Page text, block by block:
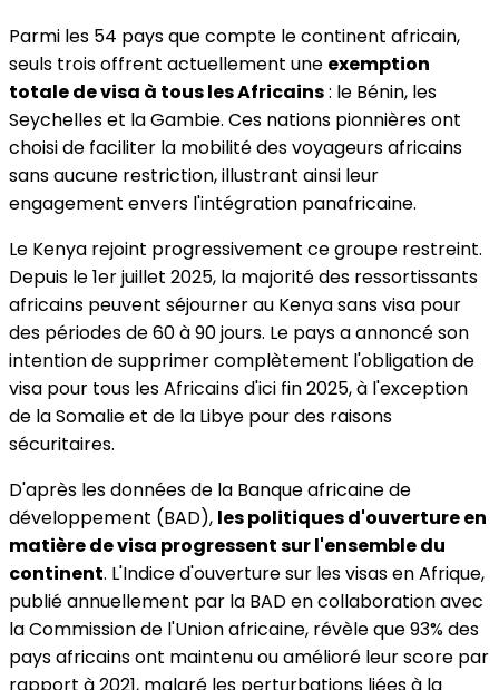
Parmi les 54 pays que compte le continent africain,
seuls trois offrent actuellement une exemption
totale de visa à tous les Africains: le Bénin, les
Seychelles et la Gambie. Ces nations pionnières ont
choisi de faciliter la mobilité des voyageurs africains
sans aucune restriction, illustrant ainsi leur
engagement envers l'intégration panafricaine.
Le Kenya rejoint progressivement ce groupe restreint.
Depuis le 1er juillet 2025, la majorité des ressortissants
africains peuvent séjourner au Kenya sans visa pour
des périodes de 60 à 90 jours. Le pays a annoncé son
intention de supprimer complètement l'obligation de
visa pour tous les Africains d'ici fin 2025, à l'exception
de la Somalie et de la Libye pour des raisons
sécuritaires.
D'après les données de la Banque africaine de
développement (BAD), les politiques d'ouverture en
matière de visa progressent sur l'ensemble du
continent. L'Indice d'ouverture sur les visas en Afrique,
publié annuellement par la BAD en collaboration avec
la Commission de l'Union africaine, révèle que 93% des
pays africains ont maintenu ou amélioré leur score par
rapport à 2021, malgré les perturbations liées à la